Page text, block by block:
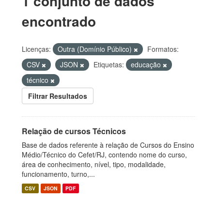
encontrado
Licenças: Outra (Domínio Público)
Formatos:
CSV
JSON Etiquetas:
educação
técnico
Filtrar Resultados
Relação de cursos Técnicos
Base de dados referente à relação de Cursos do Ensino
Médio/Técnico do Cefet/RJ, contendo nome do curso,
área de conhecimento, nível, tipo, modalidade,
funcionamento, turno,...
CSV JSON PDF